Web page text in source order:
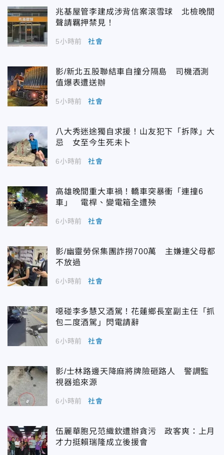
兆基屋管李建成涉背信案滾雪球 北檢晚間
聲請羈押禁見！
5小時前 社會
影/新北五股聯結車自撞分隔島 司機酒測
值爆表遭送辦
5小時前 社會
八大秀迷途獨自求援！山友犯下「拆隊」大
忌 女至今生死未卜
6小時前 社會
高雄晚間重大車禍！轎車突暴衝「連撞6
車」 電桿、變電箱全遭殃
6小時前 社會
影/幽靈勞保集團詐撈700萬 主嫌連父母都
不放過
6小時前 社會
噁碰李多慧又酒駕！花蓮鄉長室副主任「抓
包二度酒駕」閃電請辭
6小時前 社會
影/士林路邊天降麻將牌險砸路人 警調監
視器追來源
6小時前 社會
伍麗華胞兄范織欽遭辦貪污 政客爽：上月
才力挺賴瑞隆成立後援會